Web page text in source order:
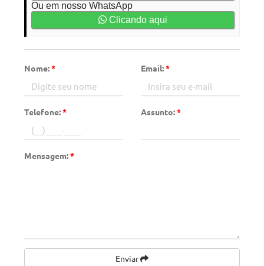
Ou em nosso WhatsApp
Clicando aqui
Nome:* Email:*
Telefone:* Assunto:*
Mensagem:*
Enviar